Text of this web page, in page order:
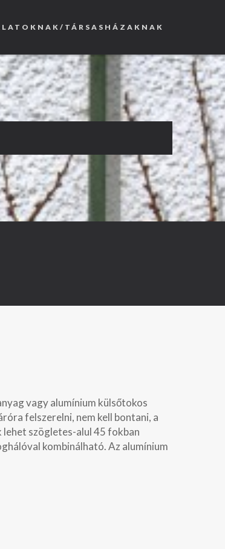
TÁRSASHÁZAKNAK
vagy alumínium külsőtokos
felszerelni, nem kell bontani, a
lehet szögletes-alul 45 fokban
kombinálható. Az alumínium